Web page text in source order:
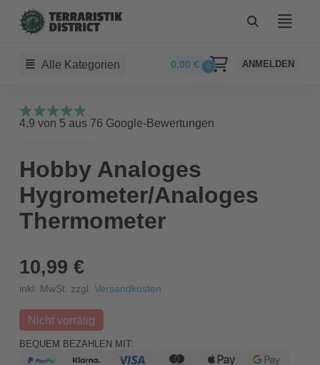
Alle Kategorien 0,00€ 0 ANMELDEN
4,9 von 5 aus 76 Google-Bewertungen
Hobby Analoges
Hygrometer/Analoges
Thermometer
10,99 €
inkl. MwSt. zzgl. Versandkosten
Nicht vorrätig
BEQUEM BEZAHLEN MIT: